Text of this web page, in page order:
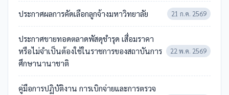
ประกาศผลการคัดเลือกลูกจ้างมหาวิทยาลัย 21 ก.ค. 2569
ประกาศขายทอดตลาดพัสดุชำรุด เสื่อมราคา
หรือไม่จำเป็นต้องใช้ในราชการของสถาบันการ
ศึกษานานาชาติ
22 พ.ค. 2569
คู่มือการปฏิบัติงาน การเบิกจ่ายและการตรวจ